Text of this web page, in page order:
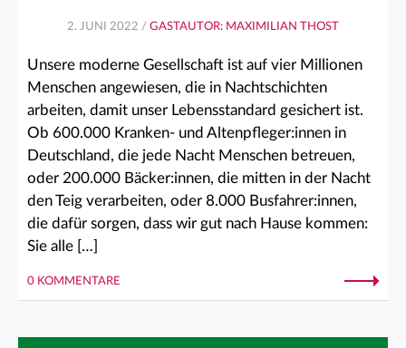
2. JUNI 2022 / GASTAUTOR: MAXIMILIAN THOST
Unsere moderne Gesellschaft ist auf vier Millionen
Menschen angewiesen, die in Nachtschichten
arbeiten, damit unser Lebensstandard gesichert ist.
Ob 600.000 Kranken- und Altenpfleger:innen in
Deutschland, die jede Nacht Menschen betreuen,
oder 200.000 Bäcker:innen, die mitten in der Nacht
den Teig verarbeiten, oder 8.000 Busfahrer:innen,
die dafür sorgen, dass wir gut nach Hause kommen:
Sie alle […]
0 KOMMENTARE